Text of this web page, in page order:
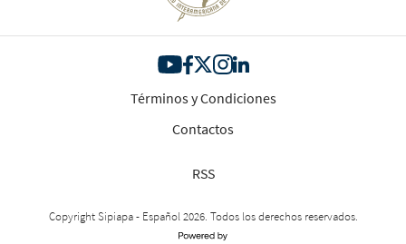
Términos y Condiciones
Contactos
RSS
Copyright Sipiapa - Español 2026. Todos los derechos reservados.